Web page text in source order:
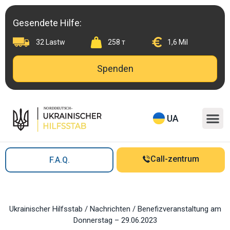
Skip
to
contentGesendete Hilfe:
32 Lastw 258 т 1,6 Mil
Spenden
UA
F.A.Q. Call-zentrum
Ukrainischer Hilfsstab / Nachrichten / Benefizveranstaltung am
Donnerstag – 29.06.2023